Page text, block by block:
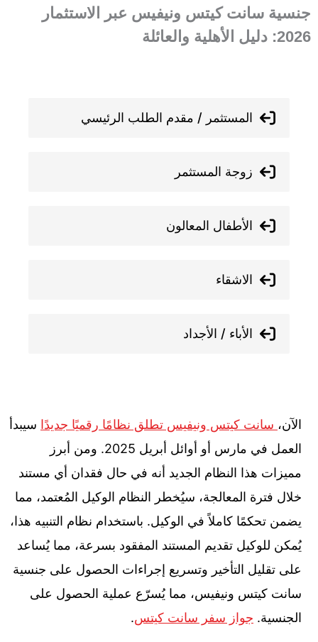
جنسية سانت كيتس ونيفيس عبر الاستثمار
2026: دليل الأهلية والعائلة
المستثمر / مقدم الطلب الرئيسي
زوجة المستثمر
الأطفال المعالون
الاشقاء
الأباء / الأجداد
الآن،سانت كيتس ونيفيس تطلق نظامًا رقميًا جديدًاسيبدأ
العمل في مارس أو أوائل أبريل 2025. ومن أبرز
مميزات هذا النظام الجديد أنه في حال فقدان أي مستند
خلال فترة المعالجة، سيُخطر النظام الوكيل المُعتمد، مما
يضمن تحكمًا كاملاً في الوكيل. باستخدام نظام التنبيه هذا،
يُمكن للوكيل تقديم المستند المفقود بسرعة، مما يُساعد
على تقليل التأخير وتسريع إجراءات الحصول على جنسية
سانت كيتس ونيفيس، مما يُسرّع عملية الحصول على
الجنسية. جواز سفر سانت كيتس.